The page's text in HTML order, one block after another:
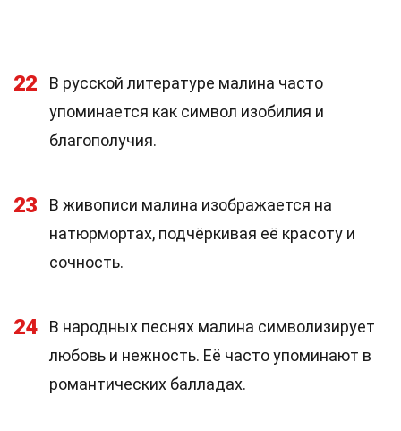
22
В русской литературе малина часто
упоминается как символ изобилия и
благополучия.
23
В живописи малина изображается на
натюрмортах, подчёркивая её красоту и
сочность.
24
В народных песнях малина символизирует
любовь и нежность. Её часто упоминают в
романтических балладах.